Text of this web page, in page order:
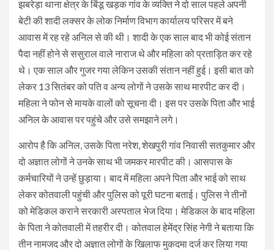
झबरेड़ा थाना क्षेत्र के बिंडू खड़क गांव के व्यक्ति ने दो साल पहले अपनी
बेटी की शादी लक्सर के लोक निर्माण विभाग कार्यालय परिसर में बने
आवास में रह रहे अनिल से की थी। शादी के एक साल बाद भी कोई संतान
पैदा नहीं होने से ससुराल वाले नाराज थे और महिला को प्रताड़ित कर रहे
थे। एक साल और गुजर गया लेकिन उसकी संतान नहीं हुई। इसी बात को
लेकर 13 सितंबर को पति व अन्य लोगों ने उसके साथ मारपीट कर दी।
महिला ने फोन से मायके वालों को सूचना दी। इस पर उसके पिता और भाई
अनिल के आवास पर पहुंचे और उसे समझाने लगे।
आरोप है कि अनिल, उसके पिता नरेश, शेखपुरी गांव निवासी सतकुमार और
दो अज्ञात लोगों ने उनके साथ भी जमकर मारपीट की। आसपास के
कर्मचारियों ने उन्हें छुड़ाया। बाद में महिला अपने पिता और भाई को साथ
लेकर कोतवाली पहुंची और पुलिस को पूरी घटना बताई। पुलिस ने तीनों
को मेडिकल कराने सरकारी अस्पताल भेज दिया। मेडिकल के बाद महिला
के पिता ने कोतवाली में तहरीर दी। कोतवाल हेमेंद्र सिंह नेगी ने बताया कि
तीन नामजद और दो अज्ञात लोगों के खिलाफ मुकदमा दर्ज कर लिया गया